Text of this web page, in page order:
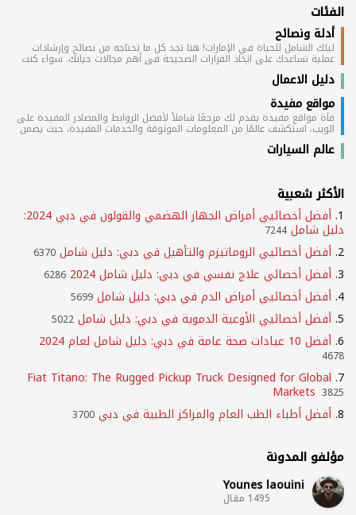
الفئات
أدلة ونصائح
ليلك الشامل للحياة في الإمارات! هنا تجد كل ما تحتاجه من نصائح وإرشادات
عملية تساعدك على اتخاذ القرارات الصحيحة في أهم مجالات حياتك. سواء كنت
تبحث عن شقة للإيجار أو ترغب في شراء سيارة أو تبحث عن فرصة عمل جديدة،
نقدم لك أدلة مفصلة ومعلومات قيّمة عن سوق العقارات والسيارات والوظائف
في كل مدينة إماراتية. هدفنا هو أن نكون مصدرك الموثوق لتسهيل حياتك
وتلبية احتياجاتك.
دليل الاعمال
مواقع مفيدة
فأة مواقع مفيدة يقدم لك مرجعًا شاملاً لأفضل الروابط والمصادر المفيدة على
الويب. استكشف عالمًا من المعلومات الموثوقة والخدمات المفيدة، حيث يضمن
لك هذا الموقع توفير أحدث وأفضل المعلومات في مجموعة متنوعة من
المجالات. اكتشف الفهرس الشامل للمواقع المفيدة التي تلبي احتياجاتك وتوفر
لك تجربة تصفح فعّالة ومثمرة.
عالم السيارات
الأكثر شعبية
1. أفضل أخصائيي أمراض الجهاز الهضمي والقولون في دبي 2024:
دليل شامل 7244
2. أفضل أخصائيي الروماتيزم والتأهيل في دبي: دليل شامل 6370
3. أفضل أخصائي علاج نفسي في دبي: دليل شامل 2024 6286
4. أفضل أخصائيي أمراض الدم في دبي: دليل شامل 5699
5. أفضل أخصائيي الأوعية الدموية في دبي: دليل شامل 5022
6. أفضل 10 عيادات صحة عامة في دبي: دليل شامل لعام 2024
4678
7.
Fiat Titano: The Rugged Pickup Truck Designed for Global
Markets 3825
8. أفضل أطباء الطب العام والمراكز الطبية في دبي 3700
مؤلفو المدونة
Younes laouini
1495 مقال